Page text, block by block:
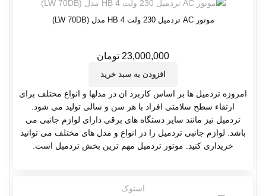
موتور AC تردمیل 230 ولت 4 HB مدل (LW 70DB)
23,000,000 تومان
افزودن به سبد خرید
امروزه تردمیل ها بر اساس کاربرد ان در مدلها و انواع مختلف برای
ارتقاء سطح سلامتی افراد با هر سن و سالی تولید می شود.
تردمیل نیز مانند سایر دستگاه های برقی دارای لوازم جانبی می
باشد. لوازم جانبی تردمیل را در انواع و مدل های مختلف می توانید
خریداری کنید. موتور تردمیل مهم ترین بخش تردمیل است.
استوک